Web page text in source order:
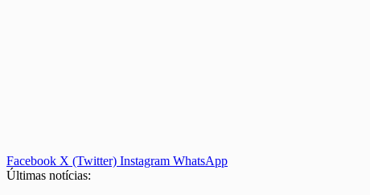
Facebook X (Twitter) Instagram WhatsApp
Últimas notícias: